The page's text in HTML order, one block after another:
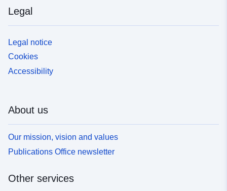
Legal
Legal notice
Cookies
Accessibility
About us
Our mission, vision and values
Publications Office newsletter
Other services